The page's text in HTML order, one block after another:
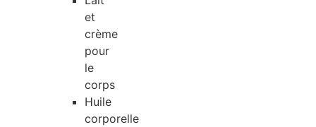
et
crème
pour
le
corps
Huile
corporelle